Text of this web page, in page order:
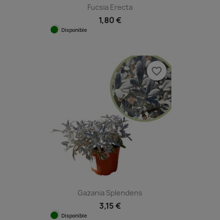
Fucsia Erecta
1,80 €
Disponible
Gazania Splendens
3,15 €
Disponible
favorite_border